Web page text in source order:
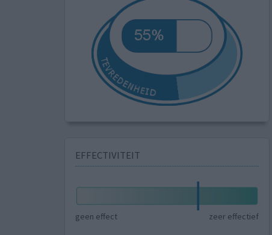
EFFECTIVITEIT
geen effect zeer effectief